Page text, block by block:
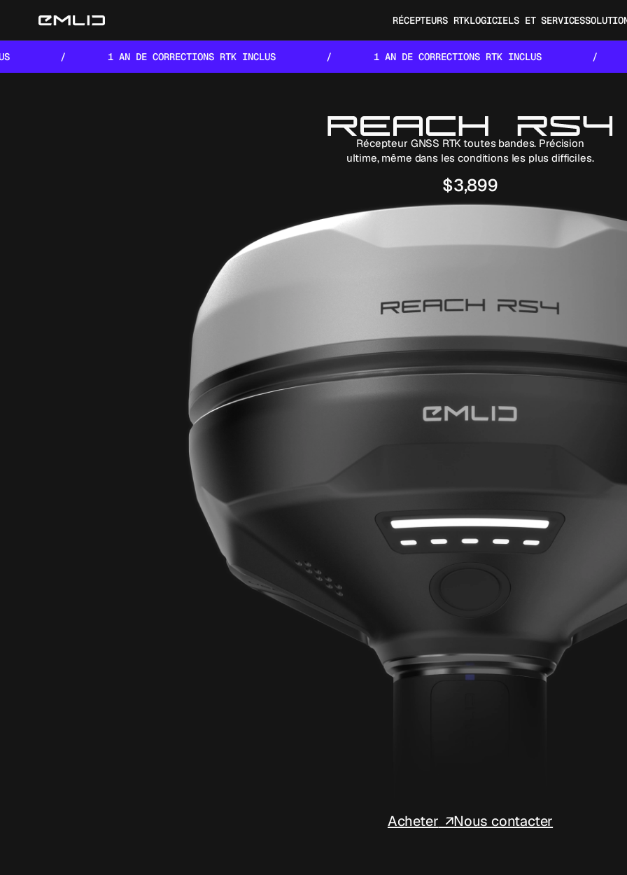
RÉCEPTEURS RTKLOGICIELS ET SERVICES
1 AN DE CORRECTIONS RTK INCLUS / 1 AN DE CORRECTIONS RTK INCLUS / 1 AN DE
Récepteur GNSS RTK toutes bandes. Précision
ultime, même dans les conditions les plus difficiles.
$3,899
Acheter Nous contacter